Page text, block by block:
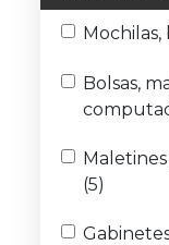
Bolsas,
(5)